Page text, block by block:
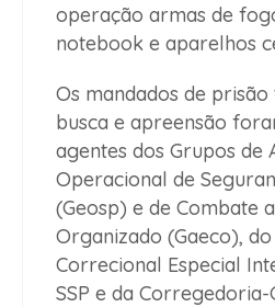
operação armas de
notebook e aparelhos
Os mandados de
busca e apreensão
agentes dos Grupos de
Operacional de
(Geosp) e de Combate
Organizado (Gaeco),
Correcional Especial
SSP e da Corregedoria-